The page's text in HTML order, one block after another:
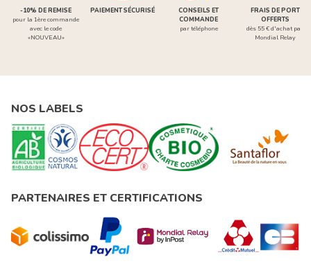
-10% DE REMISE
pour la 1ère commande
avec le code
«NOUVEAU»
PAIEMENT SÉCURISÉ
CONSEILS ET
COMMANDE
par téléphone
FRAIS DE PORT
OFFERTS
dès 55 € d'achat par
Mondial Relay
NOS LABELS
PARTENAIRES ET CERTIFICATIONS